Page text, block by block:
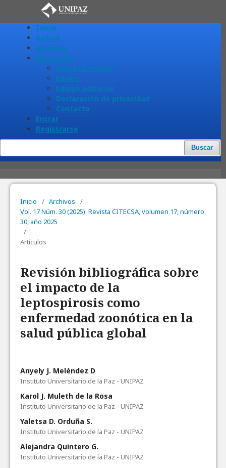
Inicio
Actual
Archivos
Acerca de
Sobre la revista
Envíos
Equipo editorial
Declaración de privacidad
Contacto
Entrar
Registrarse
Buscar
Inicio / Archivos
/
Vol. 17 Núm. 30 (2025): Revista CITECSA, volumen 17, número
30, año 2025
/
Artículos
Revisión bibliográfica sobre
el impacto de la
leptospirosis como
enfermedad zoonótica en la
salud pública global
Anyely J. Meléndez D
Instituto Universitario de la Paz - UNIPAZ
Karol J. Muleth de la Rosa
Instituto Universitario de la Paz - UNIPAZ
Yaletsa D. Orduña S.
Instituto Universitario de la Paz - UNIPAZ
Alejandra Quintero G.
Instituto Universitario de la Paz - UNIPAZ